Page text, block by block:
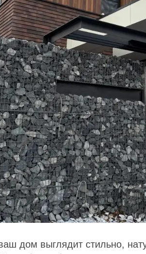
дом выглядит стильно,